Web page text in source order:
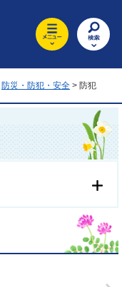
防災・防犯・安全 > 防犯